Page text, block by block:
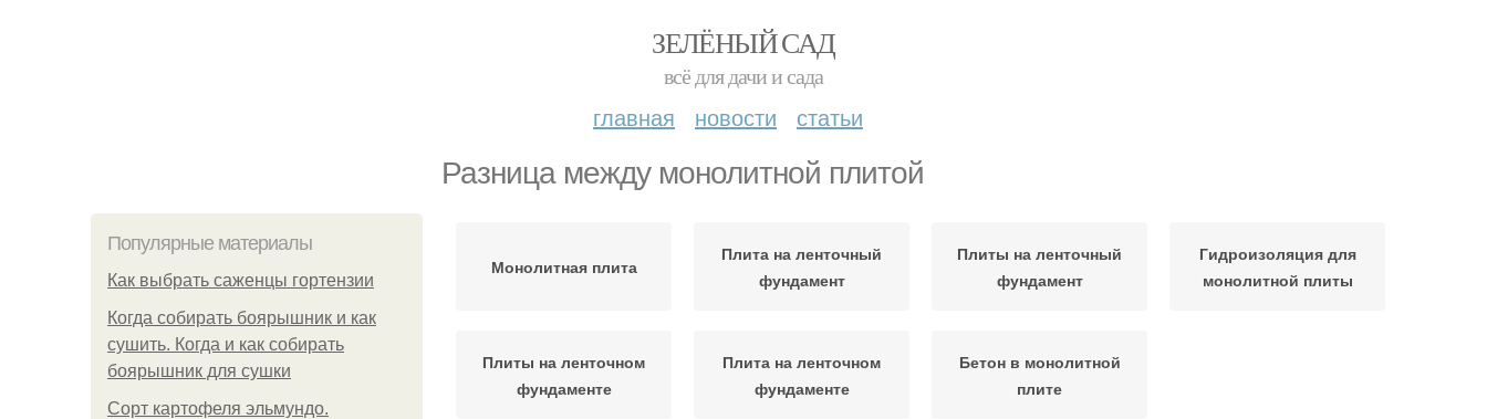
ЗЕЛЁНЫЙ САД
всё для дачи и сада
главная новости статьи
Разница между монолитной плитой
Популярные материалы
Как выбрать саженцы гортензии
Когда собирать боярышник и как
сушить. Когда и как собирать
боярышник для сушки
Сорт картофеля эльмундо.
Монолитная плита
Плита на ленточный
фундамент
Плиты на ленточный
фундамент
Гидроизоляция для
монолитной плиты
Плиты на ленточном
фундаменте
Плита на ленточном
фундаменте
Бетон в монолитной
плите